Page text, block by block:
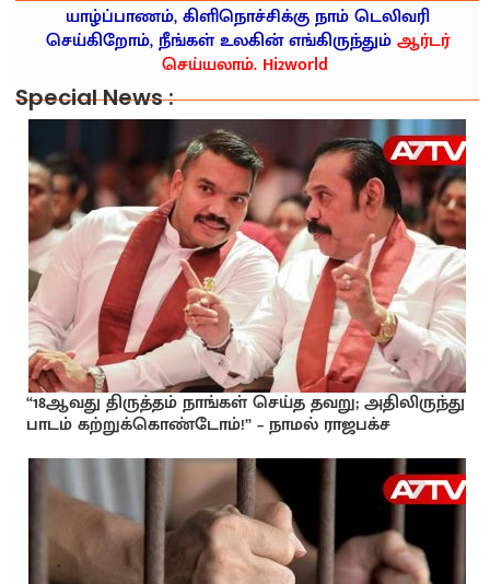
யாழ்ப்பாணம், கிளிநொச்சிக்கு நாம் டெலிவரி
செய்கிறோம், நீங்கள் உலகின் எங்கிருந்தும்ஆர்டர்
செய்யலாம். Hi2world
Special News :
“18ஆவது திருத்தம் நாங்கள் செய்த தவறு; அதிலிருந்து
பாடம் கற்றுக்கொண்டோம்!” – நாமல் ராஜபக்ச